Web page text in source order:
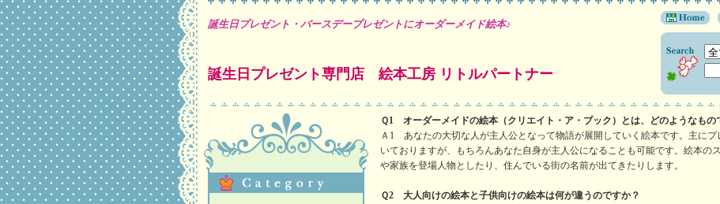
誕生日プレゼント・バースデープレゼントにオーダーメイド絵本♪
誕生日プレゼント専門店 絵本工房 リトルパートナー
Ｑ1 オーダーメイドの絵本（クリエイト・ア・ブック）とは、どのようなもの
Ａ1 あなたの大切な人が主人公となって物語が展開していく絵本です。主に
いておりますが、もちろんあなた自身が主人公になることも可能です。絵本の
や家族を登場人物としたり、住んでいる街の名前が出てきたりします。
Ｑ2 大人向けの絵本と子供向けの絵本は何が違うのですか？